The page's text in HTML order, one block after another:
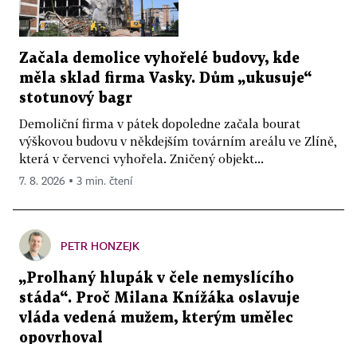
Začala demolice vyhořelé budovy, kde
měla sklad firma Vasky. Dům „ukusuje“
stotunový bagr
Demoliční firma v pátek dopoledne začala bourat
výškovou budovu v někdejším továrním areálu ve Zlíně,
která v červenci vyhořela. Zničený objekt...
7. 8. 2026 ▪ 3 min. čtení
PETR HONZEJK
„Prolhaný hlupák v čele nemyslícího
stáda“. Proč Milana Knížáka oslavuje
vláda vedená mužem, kterým umělec
opovrhoval